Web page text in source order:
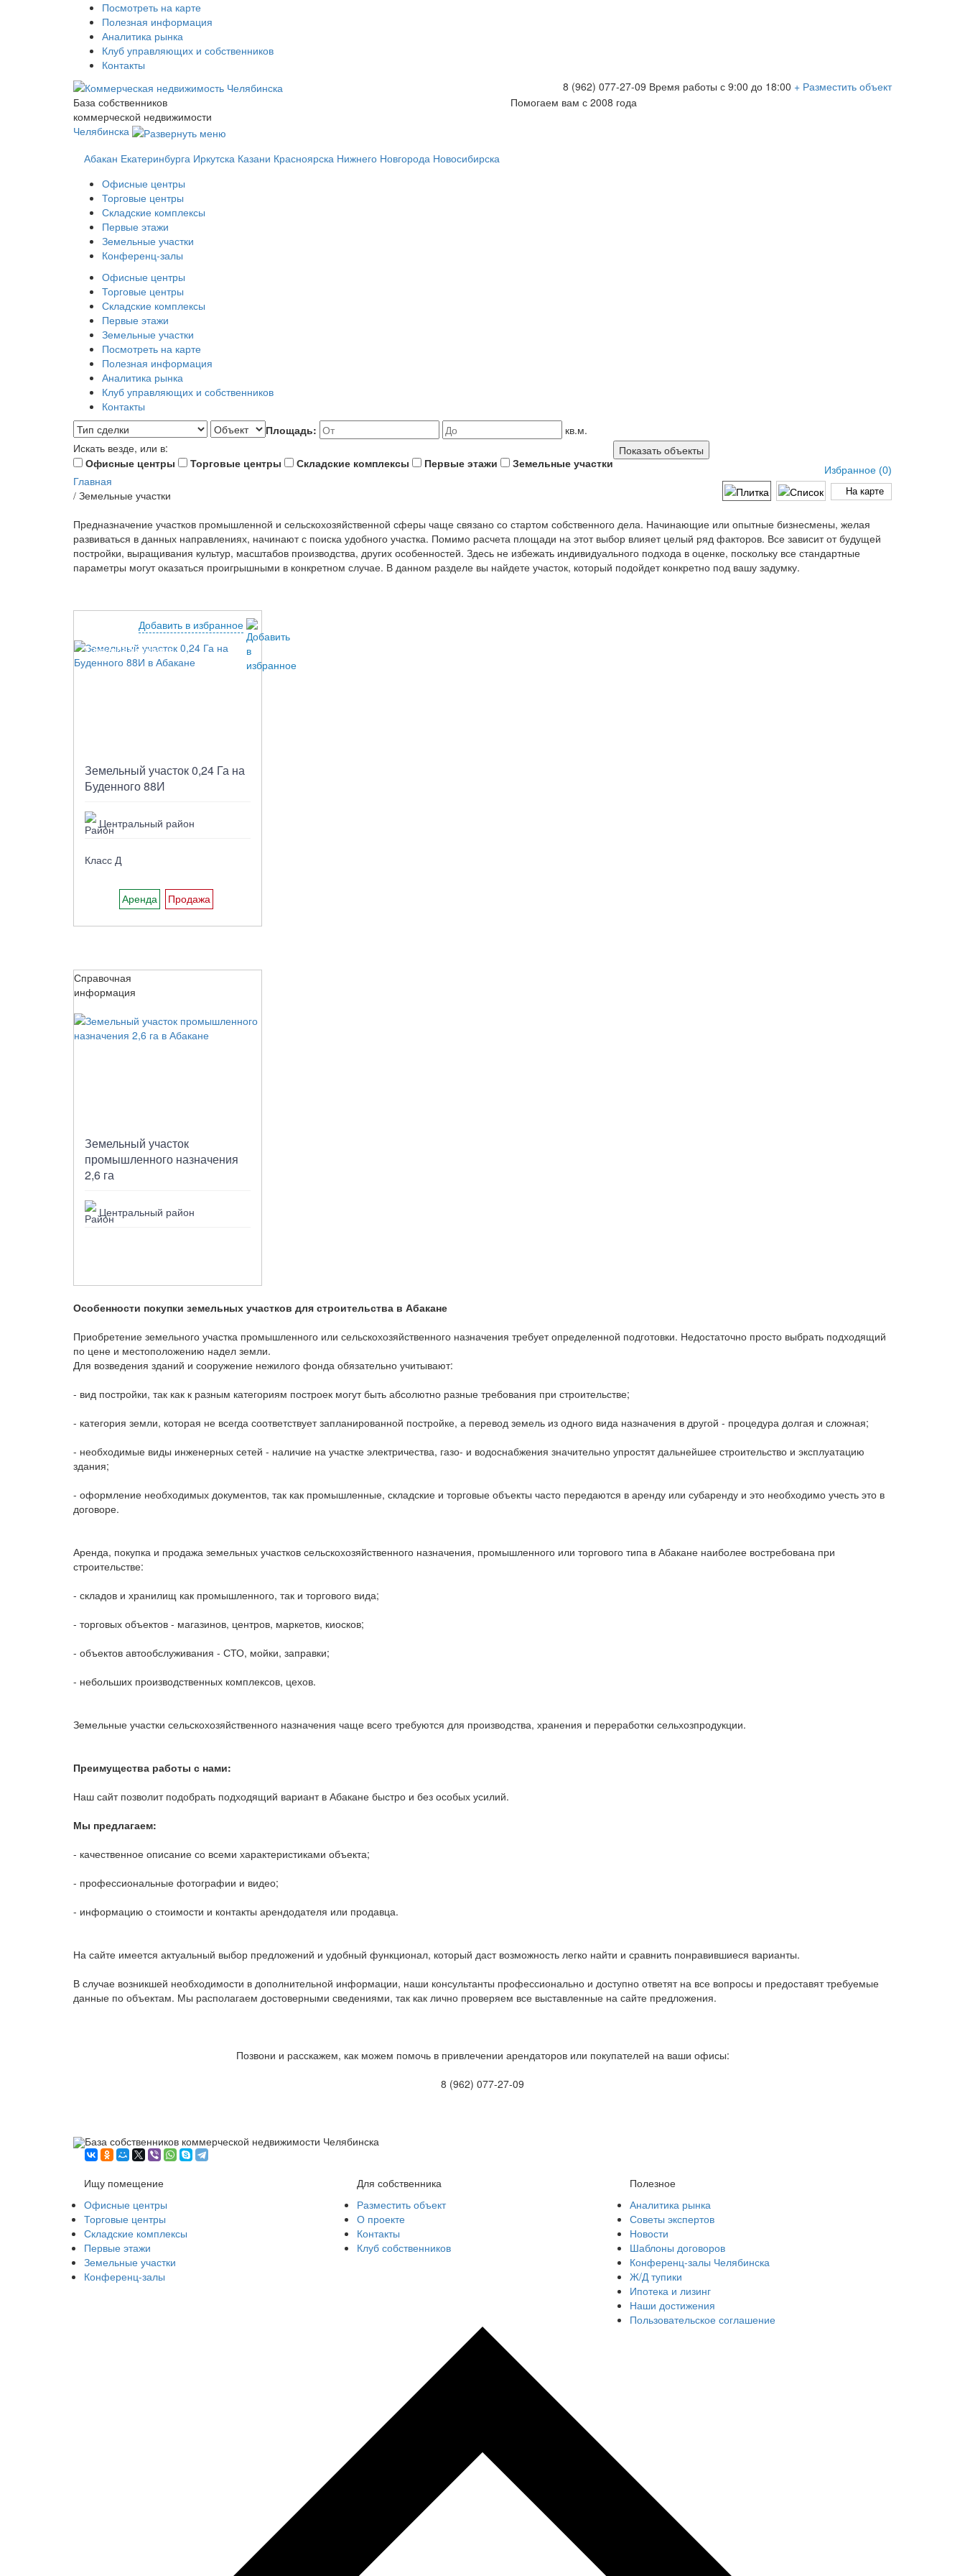
Посмотреть на карте
Полезная информация
Аналитика рынка
Клуб управляющих и собственников
Контакты
8 (962) 077-27-09 Время работы с 9:00 до 18:00 + Разместить объект
База собственников
коммерческой недвижимости
Челябинска
Абакан Екатеринбурга Иркутска Казани Красноярска Нижнего Новгорода Новосибирска
Помогаем вам с 2008 года
Офисные центры
Торговые центры
Складские комплексы
Первые этажи
Земельные участки
Конференц-залы
Офисные центры
Торговые центры
Складские комплексы
Первые этажи
Земельные участки
Посмотреть на карте
Полезная информация
Аналитика рынка
Клуб управляющих и собственников
Контакты
Площадь:
кв.м.
Искать везде, или в:
Офисные центры
Торговые центры Складские комплексы Первые этажи
Земельные участки
Главная
/ Земельные участки
Избранное (0)
На карте
Предназначение участков промышленной и сельскохозяйственной сферы чаще связано со стартом собственного дела. Начинающие или опытные бизнесмены, желая
развиваться в данных направлениях, начинают с поиска удобного участка. Помимо расчета площади на этот выбор влияет целый ряд факторов. Все зависит от будущей
постройки, выращивания культур, масштабов производства, других особенностей. Здесь не избежать индивидуального подхода в оценке, поскольку все стандартные
параметры могут оказаться проигрышными в конкретном случае. В данном разделе вы найдете участок, который подойдет конкретно под вашу задумку.
Добавить в избранное
Спецпредложение
Земельный участок 0,24 Га на
Буденного 88И
Центральный район
Класс Д
Аренда Продажа
Справочная
информация
Земельный участок
промышленного назначения
2,6 га
Центральный район
Особенности покупки земельных участков для строительства в Абакане
Приобретение земельного участка промышленного или сельскохозяйственного назначения требует определенной подготовки. Недостаточно просто выбрать подходящий
по цене и местоположению надел земли.
Для возведения зданий и сооружение нежилого фонда обязательно учитывают:
- вид постройки, так как к разным категориям построек могут быть абсолютно разные требования при строительстве;
- категория земли, которая не всегда соответствует запланированной постройке, а перевод земель из одного вида назначения в другой - процедура долгая и сложная;
- необходимые виды инженерных сетей - наличие на участке электричества, газо- и водоснабжения значительно упростят дальнейшее строительство и эксплуатацию
здания;
- оформление необходимых документов, так как промышленные, складские и торговые объекты часто передаются в аренду или субаренду и это необходимо учесть это в
договоре.
Аренда, покупка и продажа земельных участков сельскохозяйственного назначения, промышленного или торгового типа в Абакане наиболее востребована при
строительстве:
- складов и хранилищ как промышленного, так и торгового вида;
- торговых объектов - магазинов, центров, маркетов, киосков;
- объектов автообслуживания - СТО, мойки, заправки;
- небольших производственных комплексов, цехов.
Земельные участки сельскохозяйственного назначения чаще всего требуются для производства, хранения и переработки сельхозпродукции.
Преимущества работы с нами:
Наш сайт позволит подобрать подходящий вариант в Абакане быстро и без особых усилий.
Мы предлагаем:
- качественное описание со всеми характеристиками объекта;
- профессиональные фотографии и видео;
- информацию о стоимости и контакты арендодателя или продавца.
На сайте имеется актуальный выбор предложений и удобный функционал, который даст возможность легко найти и сравнить понравившиеся варианты.
В случае возникшей необходимости в дополнительной информации, наши консультанты профессионально и доступно ответят на все вопросы и предоставят требуемые
данные по объектам. Мы располагаем достоверными сведениями, так как лично проверяем все выставленные на сайте предложения.
Позвони и расскажем, как можем помочь в привлечении арендаторов или покупателей на ваши офисы:
8 (962) 077-27-09
База собственников коммерческой недвижимости Челябинска
Ищу помещение
Офисные центры
Торговые центры
Складские комплексы
Первые этажи
Земельные участки
Конференц-залы
Для собственника
Разместить объект
О проекте
Контакты
Клуб собственников
Полезное
Аналитика рынка
Советы экспертов
Новости
Шаблоны договоров
Конференц-залы Челябинска
Ж/Д тупики
Ипотека и лизинг
Наши достижения
Пользовательское соглашение